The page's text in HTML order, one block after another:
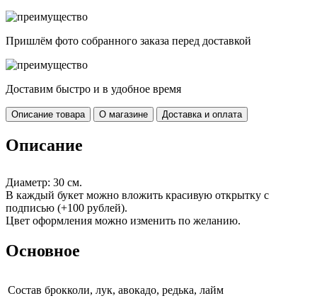
Пришлём фото собранного заказа перед доставкой
Доставим быстро и в удобное время
Описание товара О магазине Доставка и оплата
Описание
Диаметр: 30 см.
В каждый букет можно вложить красивую открытку с
подписью (+100 рублей).
Цвет оформления можно изменить по желанию.
Основное
Cостав брокколи, лук, авокадо, редька, лайм